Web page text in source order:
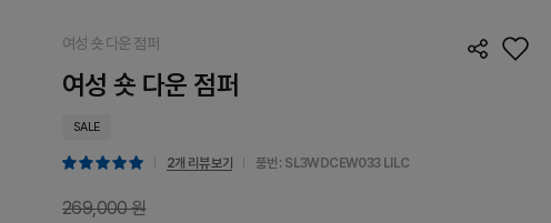
여성 숏 다운 점퍼
여성 숏 다운 점퍼
SALE
2개 리뷰 보기 품번 : SL3WDCEW033LILC
269,000 원